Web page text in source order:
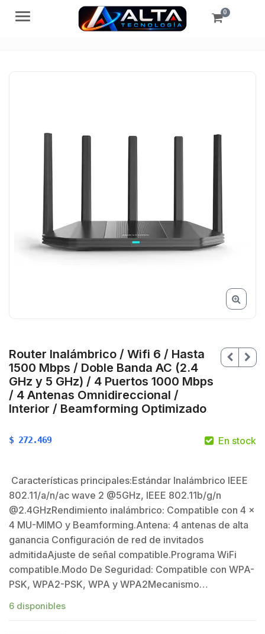
Menú 0
Router Inalámbrico / Wifi 6 / Hasta
1500 Mbps / Doble Banda AC (2.4
GHz y 5 GHz) / 4 Puertos 1000 Mbps
/ 4 Antenas Omnidireccional /
Interior / Beamforming Optimizado
$
$ 272.469 En stock
Características principales:Estándar Inalámbrico IEEE
802.11/a/n/ac wave 2 @5GHz, IEEE 802.11b/g/n
@2.4GHzRendimiento inalámbrico: Compatible con 4 ×
4 MU-MIMO y Beamforming.Antena: 4 antenas de alta
ganancia Configuración de red de invitados
admitidaAjuste de señal compatible.Programa WiFi
compatible.Modo De Seguridad: Compatible con WPA-
PSK, WPA2-PSK, WPA y WPA2Mecanismo…
6 disponibles